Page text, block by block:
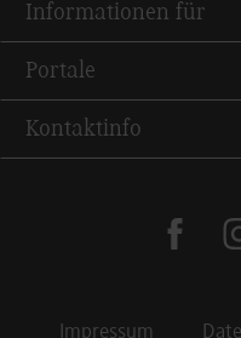
Informationen für
Portale
Kontaktinfo
facebook